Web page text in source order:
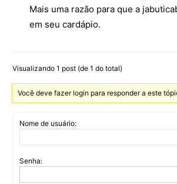
Mais uma razão para que a
em seu cardápio.
Visualizando 1 post (de 1 do total)
Você deve fazer login para responder a este
Nome de usuário:
Senha: